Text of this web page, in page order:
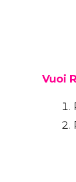
Vuoi